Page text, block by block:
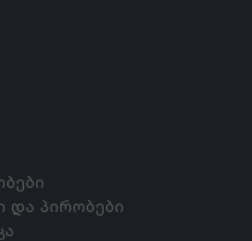
და პირობები